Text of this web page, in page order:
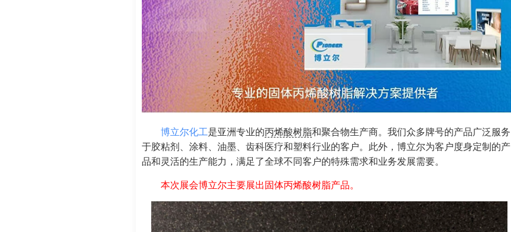
博立尔化工是亚洲专业的丙烯酸树脂和聚合物生产商。我们众多牌号的产品广泛服务
于胶粘剂、涂料、油墨、齿科医疗和塑料行业的客户。此外，博立尔为客户度身定制的产
品和灵活的生产能力，满足了全球不同客户的特殊需求和业务发展需要。
本次展会博立尔主要展出固体丙烯酸树脂产品。